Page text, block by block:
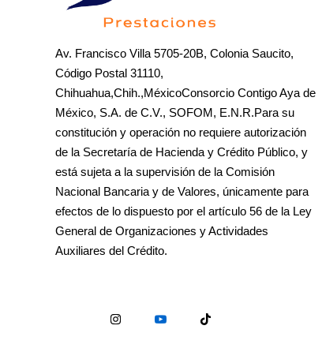
Av. Francisco Villa 5705-20B, Colonia Saucito,
Código Postal 31110,
Chihuahua,Chih.,MéxicoConsorcio Contigo Aya de
México, S.A. de C.V., SOFOM, E.N.R.Para su
constitución y operación no requiere autorización
de la Secretaría de Hacienda y Crédito Público, y
está sujeta a la supervisión de la Comisión
Nacional Bancaria y de Valores, únicamente para
efectos de lo dispuesto por el artículo 56 de la Ley
General de Organizaciones y Actividades
Auxiliares del Crédito.